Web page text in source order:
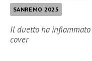
SANREMO 2025
Il duetto ha infiammato
cover